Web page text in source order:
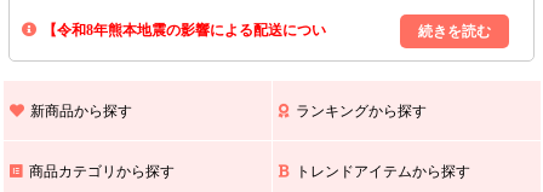
8/13(木)～8/16(日)の間｢出荷業務・お問い合わせ業務｣はお休みいたしま
上記期間中のご注文・お問い合わせは8/17(月)以降の対応となりますので
【令和8年熊本地震の影響による配送につい
また､ 九州全域でお荷物のお届けに遅延が生じております｡
新商品から探す ランキングから探す
商品カテゴリから探す トレンドアイテムから探す